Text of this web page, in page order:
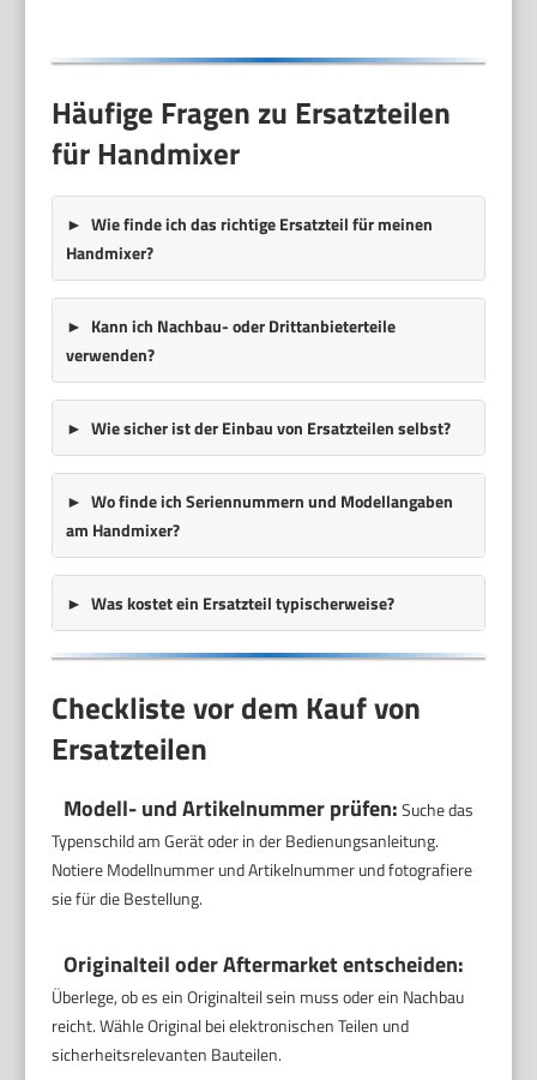
Häufige Fragen zu Ersatzteilen
für Handmixer
Wie finde ich das richtige Ersatzteil für meinen
Handmixer?
Kann ich Nachbau- oder Drittanbieterteile
verwenden?
Wie sicher ist der Einbau von Ersatzteilen selbst?
Wo finde ich Seriennummern und Modellangaben
am Handmixer?
Was kostet ein Ersatzteil typischerweise?
Checkliste vor dem Kauf von
Ersatzteilen
Modell- und Artikelnummer prüfen:Suche das
Typenschild am Gerät oder in der Bedienungsanleitung.
Notiere Modellnummer und Artikelnummer und fotografiere
sie für die Bestellung.
Originalteil oder Aftermarket entscheiden:
Überlege, ob es ein Originalteil sein muss oder ein Nachbau
reicht. Wähle Original bei elektronischen Teilen und
sicherheitsrelevanten Bauteilen.